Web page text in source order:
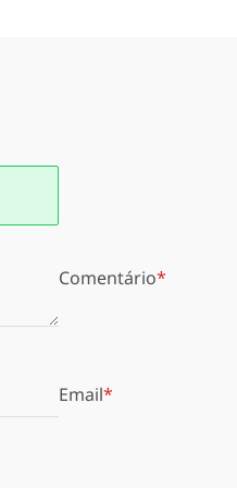
Comentário
Email